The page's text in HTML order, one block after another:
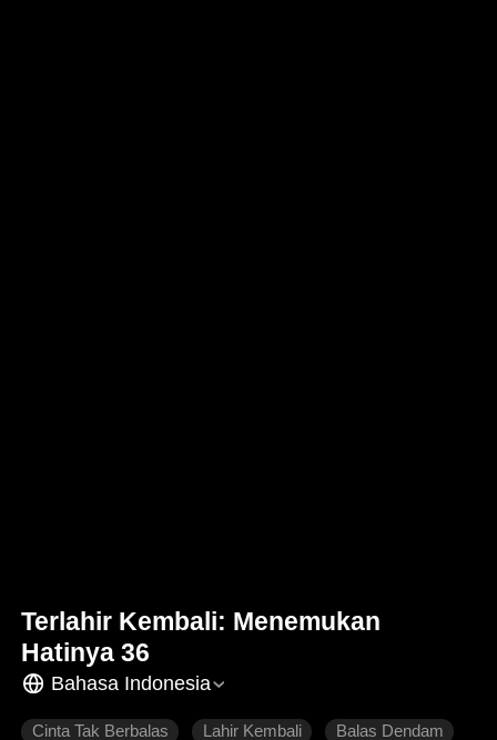
Terlahir Kembali: Menemukan
Hatinya 36
Bahasa Indonesia
Cinta Tak Berbalas Lahir Kembali Balas Dendam